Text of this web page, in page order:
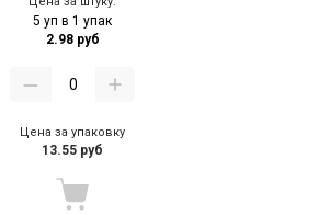
5 уп в 1 упак
2.98 руб
Цена за упаковку
13.55 руб